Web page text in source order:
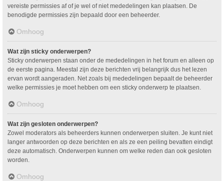
vereiste permissies af of je wel of niet mededelingen kan plaatsen. De
benodigde permissies zijn bepaald door een beheerder.
Omhoog
Wat zijn sticky onderwerpen?
Sticky onderwerpen staan onder de mededelingen in het forum en alleen op
de eerste pagina. Meestal zijn deze berichten vrij belangrijk dus het lezen
ervan wordt aangeraden. Net zoals bij mededelingen bepaalt de beheerder
welke permissies je moet hebben om een sticky onderwerp te plaatsen.
Omhoog
Wat zijn gesloten onderwerpen?
Zowel moderators als beheerders kunnen onderwerpen sluiten. Je kunt niet
langer antwoorden op deze berichten en als ze een peiling bevatten eindigt
deze automatisch. Onderwerpen kunnen om welke reden dan ook gesloten
worden.
Omhoog